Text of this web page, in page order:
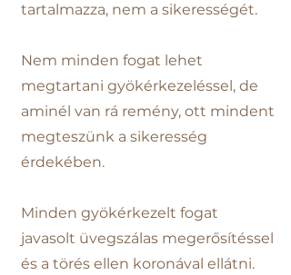
tartalmazza, nem a sikerességét.
Nem minden fogat lehet
megtartani gyökérkezeléssel, de
aminél van rá remény, ott mindent
megteszünk a sikeresség
érdekében.
Minden gyökérkezelt fogat
javasolt üvegszálas megerősítéssel
és a törés ellen koronával ellátni.